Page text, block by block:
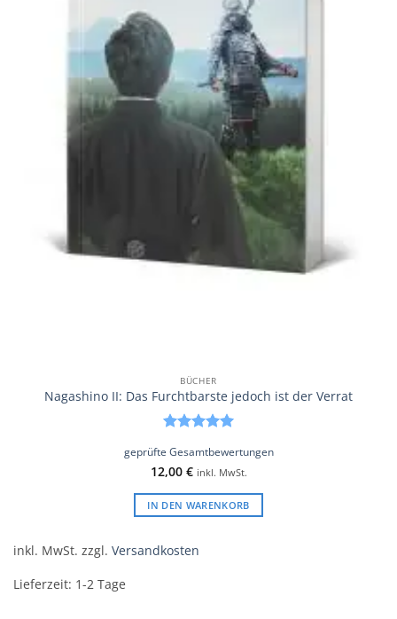
BÜCHER
Nagashino II: Das Furchtbarste jedoch ist der Verrat
mit5von
5
geprüfte Gesamtbewertungen
12,00 € inkl. MwSt.
IN DEN WARENKORB
inkl. MwSt. zzgl. Versandkosten
Lieferzeit: 1-2 Tage